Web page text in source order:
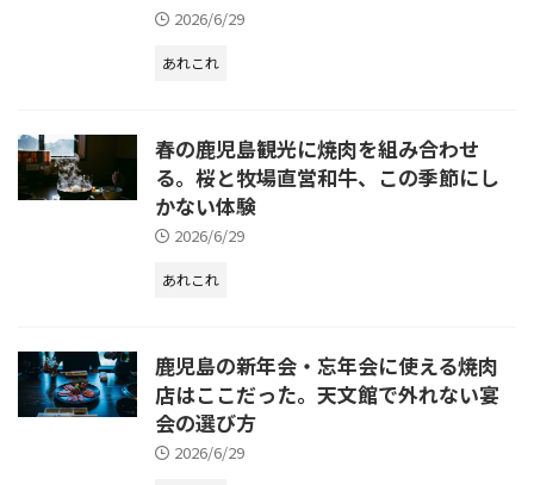
2026/6/29
あれこれ
春の鹿児島観光に焼肉を組み合わせ
る。桜と牧場直営和牛、この季節にし
かない体験
2026/6/29
あれこれ
鹿児島の新年会・忘年会に使える焼肉
店はここだった。天文館で外れない宴
会の選び方
2026/6/29